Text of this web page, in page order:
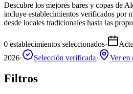
Descubre los mejores bares y copas de
incluye establecimientos verificados por
desde locales tradicionales hasta las
0 establecimientos seleccionados·
2026· Selección verificada· Ver en
Filtros